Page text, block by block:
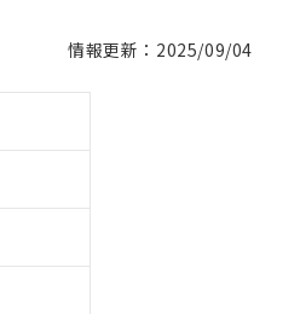
情報更新：2025/09/04